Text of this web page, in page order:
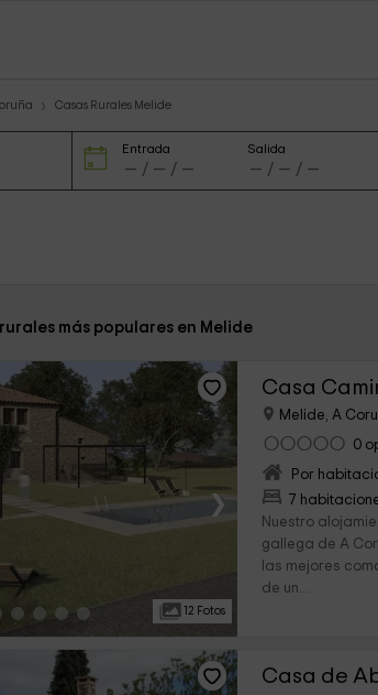
Casas Rurales Melide
Entrada Salida
más populares en Melide
›
12 Fotos
Casa
Melide, A
0
Por
7
Nuestro
gallega de A
las mejores
de un...
Casa de